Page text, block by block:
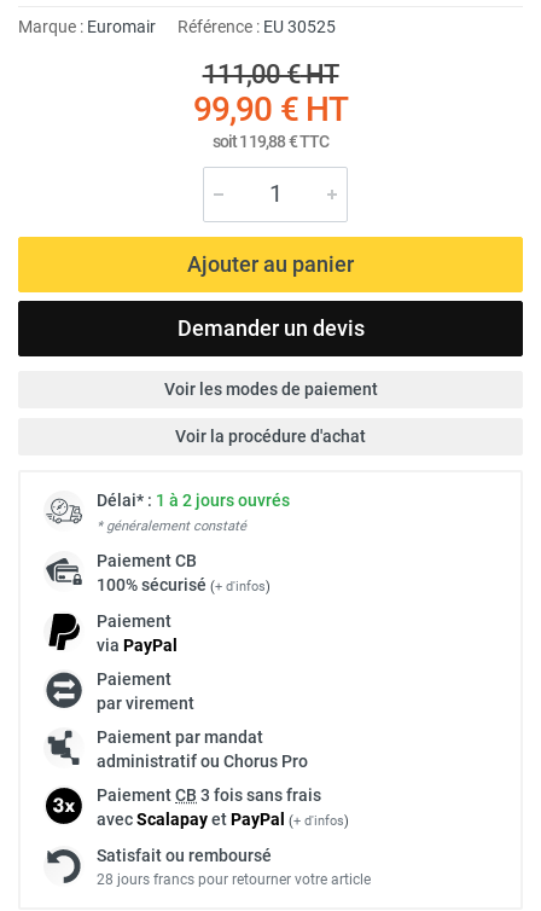
Marque : Euromair Référence : EU 30525
111,00 €HT
99,90 €HT
soit119,88 €TTC
Ajouter au panier
Demander un devis
Voir les modes de paiement
Voir la procédure d'achat
Délai* : 1 à 2 jours ouvrés
* généralement constaté
PaiementCB
100% sécurisé (+ d'infos)
Paiement
via PayPal
Paiement
par virement
Paiement par mandat
administratif ou Chorus Pro
PaiementCB 3 fois sans frais
avecScalapayetPayPal (+ d'infos)
Satisfait ou remboursé
28 jours francs pour retourner votre article